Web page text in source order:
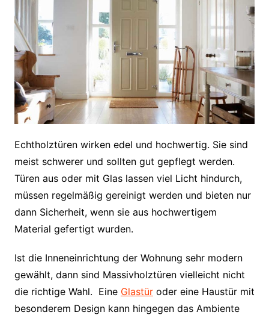
Echtholztüren wirken edel und hochwertig. Sie sind
meist schwerer und sollten gut gepflegt werden.
Türen aus oder mit Glas lassen viel Licht hindurch,
müssen regelmäßig gereinigt werden und bieten nur
dann Sicherheit, wenn sie aus hochwertigem
Material gefertigt wurden.
Ist die Inneneinrichtung der Wohnung sehr modern
gewählt, dann sind Massivholztüren vielleicht nicht
die richtige Wahl. Eine Glastüroder eine Haustür mit
besonderem Design kann hingegen das Ambiente